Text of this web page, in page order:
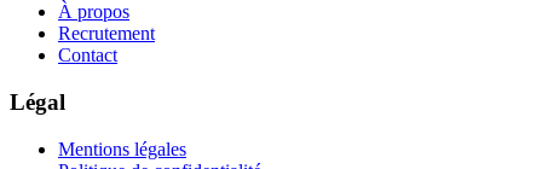
À propos
Recrutement
Contact
Légal
Mentions légales